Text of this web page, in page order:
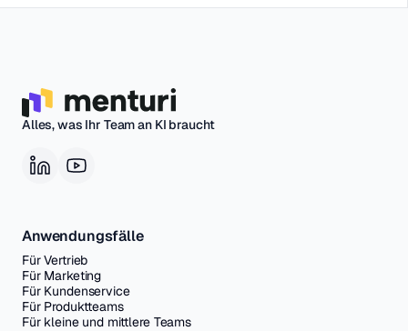
Alles, was Ihr Team an KI braucht
Anwendungsfälle
Für Vertrieb
Für Marketing
Für Kundenservice
Für Produktteams
Für kleine und mittlere Teams